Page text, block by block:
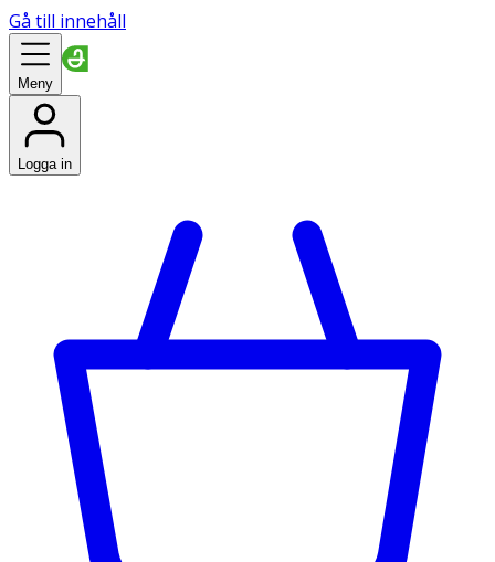
Gå till innehåll
Meny
Logga in